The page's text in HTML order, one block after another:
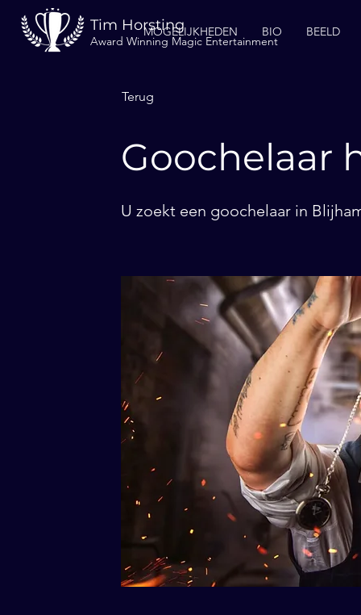
Tim Horsting
Award Winning Magic Entertainment
MOGELIJKHEDEN BIO BEELD
Terug
Goochelaar
U zoekt een goochelaar in